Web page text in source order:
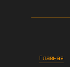
Главная